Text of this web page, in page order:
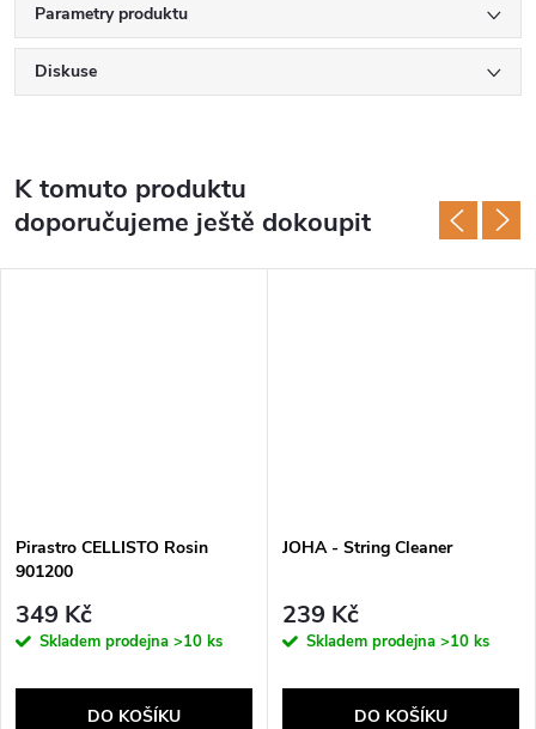
Parametry produktu
Diskuse
K tomuto produktu
doporučujeme ještě dokoupit
Pirastro CELLISTO Rosin
901200
349 Kč
Skladem prodejna >10 ks
DO KOŠÍKU
JOHA - String Cleaner
239 Kč
Skladem prodejna >10 ks
DO KOŠÍKU